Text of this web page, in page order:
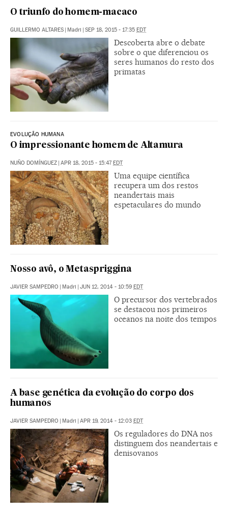
O triunfo do homem-macaco
GUILLERMO ALTARES Madri SEP 18, 2015 - 17:35 EDT
Descoberta abre o debate
sobre o que diferenciou os
seres humanos do resto dos
primatas
EVOLUÇÃO HUMANA
O impressionante homem de Altamura
NUÑO DOMÍNGUEZ APR 18, 2015 - 15:47 EDT
Uma equipe científica
recupera um dos restos
neandertais mais
espetaculares do mundo
Nosso avô, o Metaspriggina
JAVIER SAMPEDRO Madri JUN 12, 2014 - 10:59 EDT
O precursor dos vertebrados
se destacou nos primeiros
oceanos na noite dos tempos
A base genética da evolução do corpo dos
humanos
JAVIER SAMPEDRO Madri APR 19, 2014 - 12:03 EDT
Os reguladores do DNA nos
distinguem dos neandertais e
denisovanos